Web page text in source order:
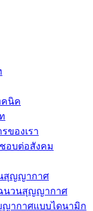
คนิค
ของเรา
อบต่อสังคม
สุญญากาศ
นวนสุญญากาศ
ากาศแบบไดนามิก